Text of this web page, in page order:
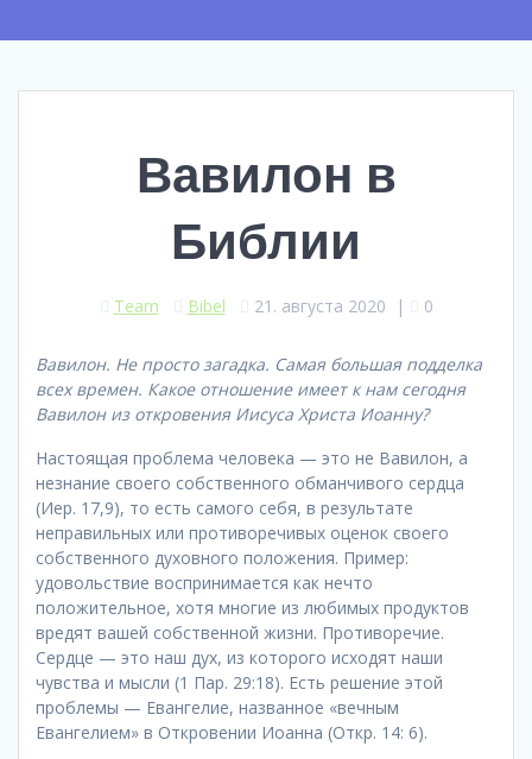
Вавилон в
Библии
Team Bibel 21. августа 2020 | 0
Вавилон. Не просто загадка. Самая большая подделка
всех времен. Какое отношение имеет к нам сегодня
Вавилон из откровения Иисуса Христа Иоанну?
Настоящая проблема человека — это не Вавилон, а
незнание своего собственного обманчивого сердца
(Иер. 17,9), то есть самого себя, в результате
неправильных или противоречивых оценок своего
собственного духовного положения. Пример:
удовольствие воспринимается как нечто
положительное, хотя многие из любимых продуктов
вредят вашей собственной жизни. Противоречие.
Сердце — это наш дух, из которого исходят наши
чувства и мысли (1 Пар. 29:18). Есть решение этой
проблемы — Евангелие, названное «вечным
Евангелием» в Откровении Иоанна (Откр. 14: 6).